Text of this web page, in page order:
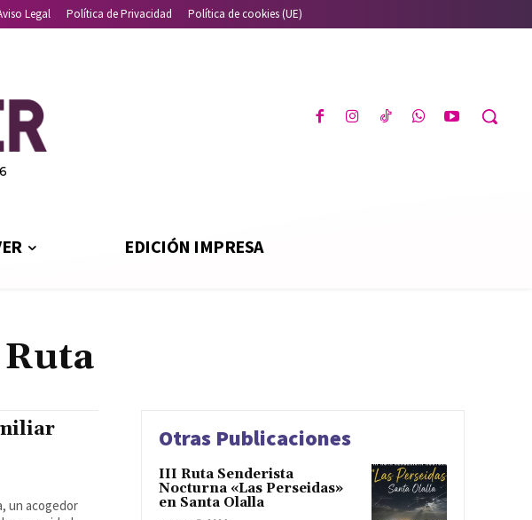
Legal Política de Privacidad Política de cookies (UE)
EDICIÓN IMPRESA
un acogedor
Otras Publicaciones
III Ruta Senderista
Nocturna «Las Perseidas»
en Santa Olalla